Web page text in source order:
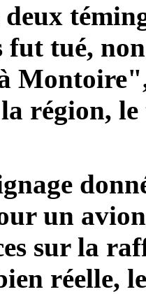
deux
fut tué,
région,
un
sur la
réelle,